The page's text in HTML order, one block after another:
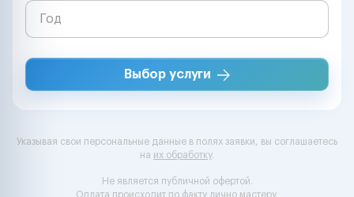
Выбор услуги
Указывая свои персональные данные в полях заявки, вы соглашаетесь
на их обработку.
Не является публичной офертой.
Оплата происходит по факту лично мастеру.